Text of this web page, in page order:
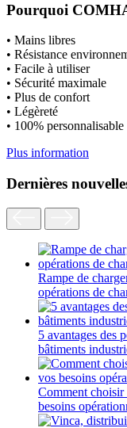
Pourquoi
• Mains libres
• Résistance
• Facile à utiliser
• Sécurité maximale
• Plus de confort
• Légèreté
• 100% personnalisable
Plus information
Dernières
Rampe de
opérations de
5 avantages des
bâtiments
Comment choisir
besoins